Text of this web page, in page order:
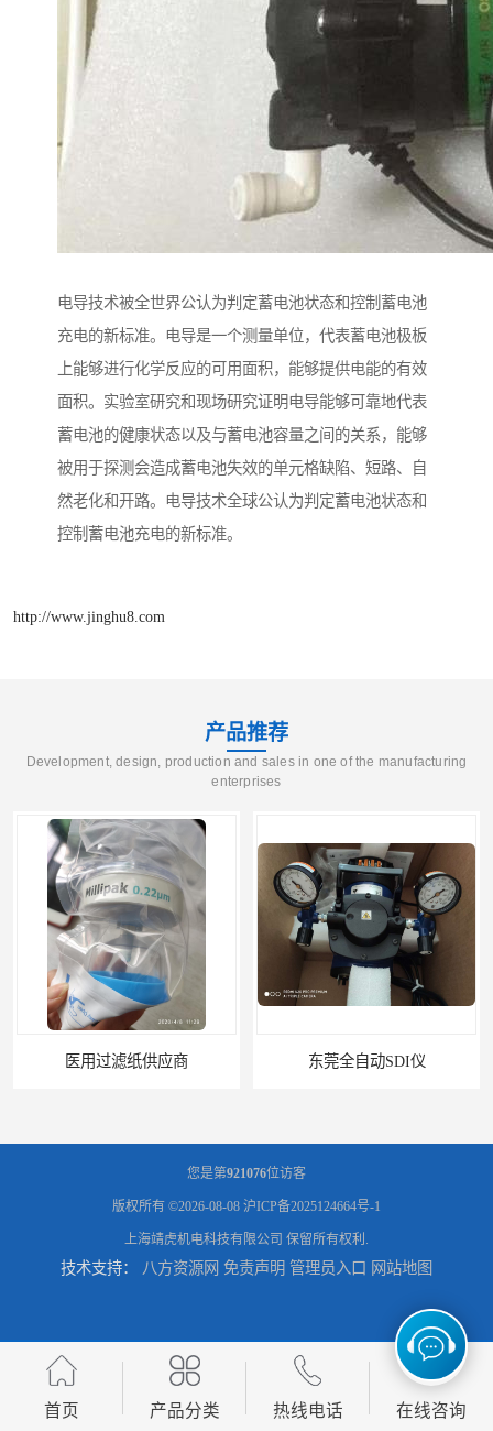
电导技术被全世界公认为判定蓄电池状态和控制蓄电池
充电的新标准。电导是一个测量单位，代表蓄电池极板
上能够进行化学反应的可用面积，能够提供电能的有效
面积。实验室研究和现场研究证明电导能够可靠地代表
蓄电池的健康状态以及与蓄电池容量之间的关系，能够
被用于探测会造成蓄电池失效的单元格缺陷、短路、自
然老化和开路。电导技术全球公认为判定蓄电池状态和
控制蓄电池充电的新标准。
http://www.jinghu8.com
产品推荐
Development, design, production and sales in one of the manufacturing
enterprises
医用过滤纸供应商 东莞全自动SDI仪
石家庄污染指数SDI仪 智能二氧化硫污染指数测定仪规格
您是第921076位访客
版权所有 ©2026-08-08 沪ICP备2025124664号-1
上海靖虎机电科技有限公司 保留所有权利.
技术支持： 八方资源网 免责声明 管理员入口 网站地图
首页 产品分类 热线电话 在线咨询